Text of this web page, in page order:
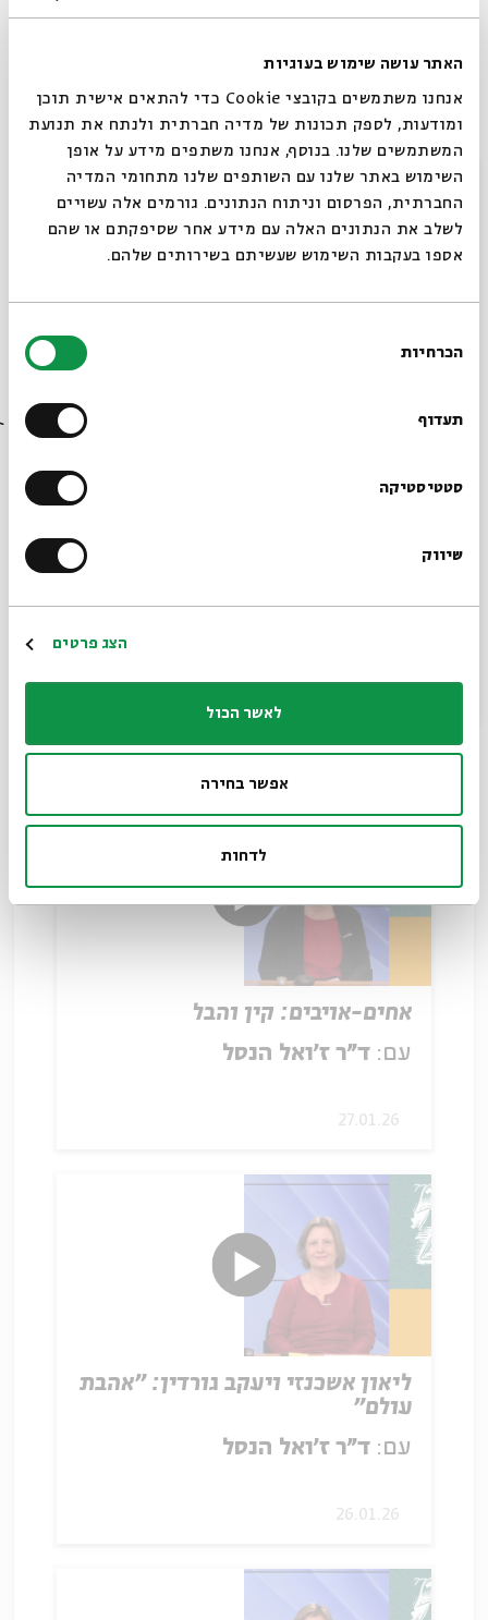
האתר עושה שימוש בעוגיות
אנחנו משתמשים בקובצי Cookie כדי להתאים אישית תוכן
ומודעות, לספק תכונות של מדיה חברתית ולנתח את תנועת
המשתמשים שלנו. בנוסף, אנחנו משתפים מידע על אופן
השימוש באתר שלנו עם השותפים שלנו מתחומי המדיה
החברתית, הפרסום וניתוח הנתונים. גורמים אלה עשויים
לשלב את הנתונים האלה עם מידע אחר שסיפקתם או שהם
אספו בעקבות השימוש שעשיתם בשירותים שלהם.
הסכמה
הכרחיות
תעדוף
סטטיסטיקה
שיווק
הצג פרטים
לאשר הכול
אפשר בחירה
לדחות
עם: ד׳׳ר ז׳ואל הנסל
28.01.26
אחים-אויבים: קין והבל
עם: ד׳׳ר ז׳ואל הנסל
27.01.26
ליאון אשכנזי ויעקב גורדין: ״אהבת
עולם״
עם: ד׳׳ר ז׳ואל הנסל
26.01.26
סגור